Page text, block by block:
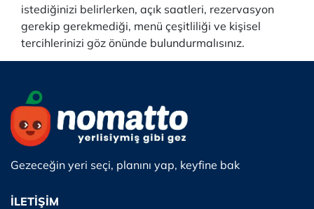
istediğinizi belirlerken, açık saatleri, rezervasyon
gerekip gerekmediği, menü çeşitliliği ve kişisel
tercihlerinizi göz önünde bulundurmalısınız.
Gezeceğin yeri seçi, planını yap, keyfine bak
İLETİŞİM